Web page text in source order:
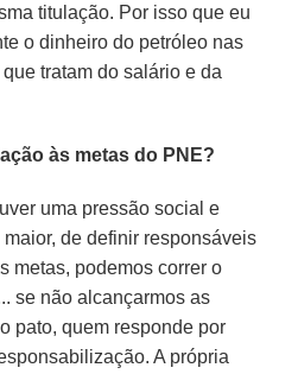
titulação. Por isso que eu
o dinheiro do petróleo nas
que tratam do salário e da
às metas do PNE?
uma pressão social e
de definir responsáveis
metas, podemos correr o
se não alcançarmos as
pato, quem responde por
A própria